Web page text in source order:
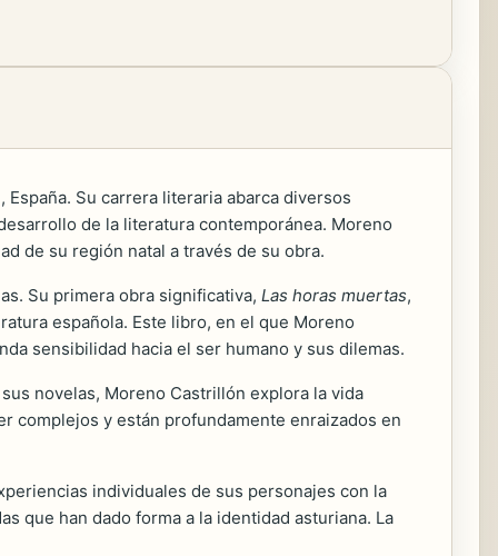
Su carrera literaria abarca diversos
de la literatura contemporánea. Moreno
de su región natal a través de su obra.
Su primera obra significativa, Las horas muertas,
española. Este libro, en el que Moreno
sensibilidad hacia el ser humano y sus dilemas.
novelas, Moreno Castrillón explora la vida
complejos y están profundamente enraizados en
individuales de sus personajes con la
que han dado forma a la identidad asturiana. La